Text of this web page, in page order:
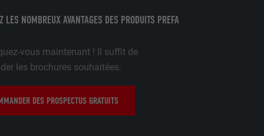
LES NOMBREUX AVANTAGES DES PRODUITS PREFA
vous maintenant ! Il suffit de
les brochures souhaitées.
DES PROSPECTUS GRATUITS
des